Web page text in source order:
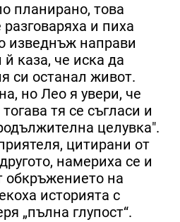
планирано, това
и пиха
изведнъж направи
й каза, че иска да
си останал живот.
но Лео я увери, че
тя се съгласи и
целувка".
цитирани от
намериха се и
обкръжението на
историята с
„пълна глупост“.